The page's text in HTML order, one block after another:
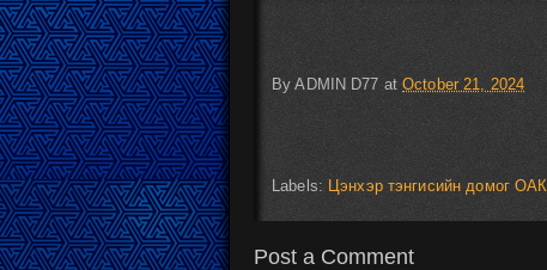
ByADMIN D77 atOctober 21, 2024
Labels: Цэнхэр тэнгисийн домог ОАК
Post a Comment